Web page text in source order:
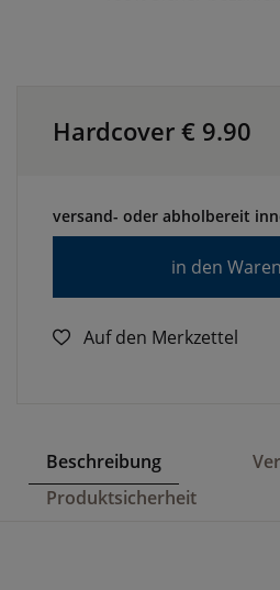
Hardcover € 9.90
versand- oder abholbereit
in den
Auf den Merkzettel
Beschreibung
Produktsicherheit